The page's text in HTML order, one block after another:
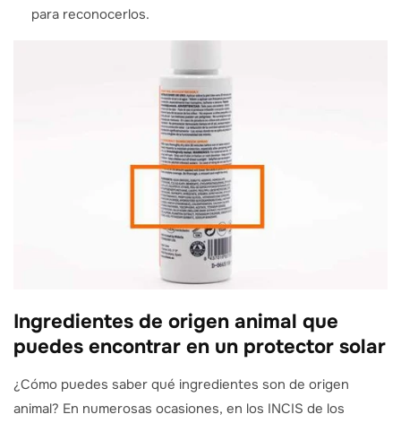
para reconocerlos.
Ingredientes de origen animal que
puedes encontrar en un protector solar
¿Cómo puedes saber qué ingredientes son de origen
animal? En numerosas ocasiones, en los INCIS de los